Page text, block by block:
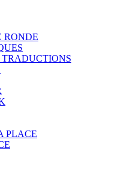
RONDE
PLACE